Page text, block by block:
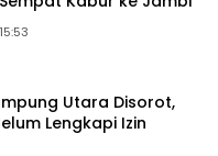
Utara Disorot,
Lengkapi Izin